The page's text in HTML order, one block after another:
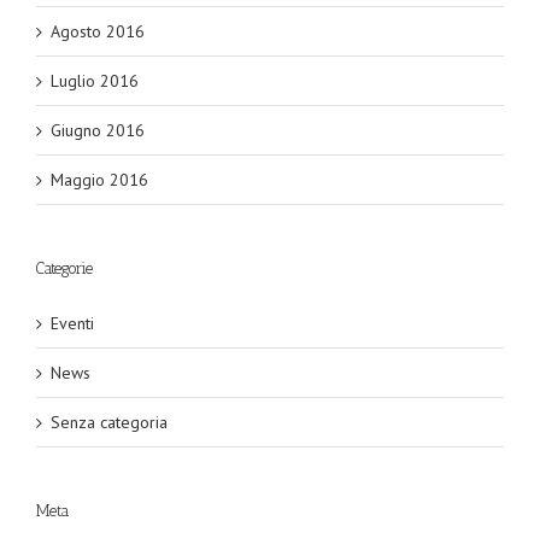
Agosto 2016
Luglio 2016
Giugno 2016
Maggio 2016
Categorie
Eventi
News
Senza categoria
Meta